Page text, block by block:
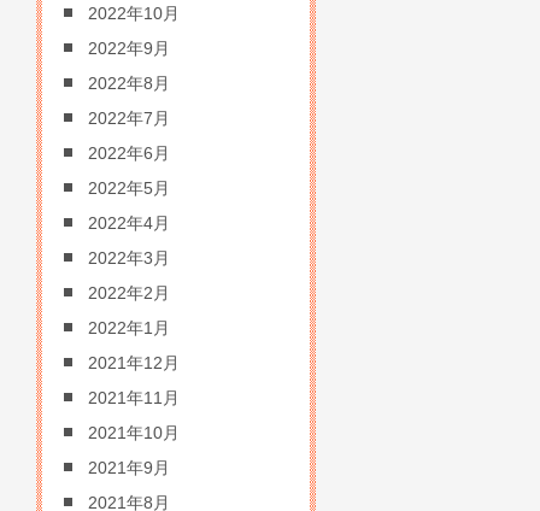
2022年10月
2022年9月
2022年8月
2022年7月
2022年6月
2022年5月
2022年4月
2022年3月
2022年2月
2022年1月
2021年12月
2021年11月
2021年10月
2021年9月
2021年8月